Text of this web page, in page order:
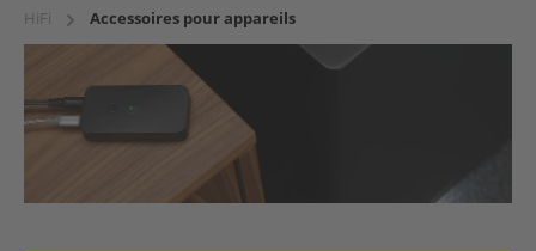
HiFi Accessoires pour appareils
Accessoires pour appareils